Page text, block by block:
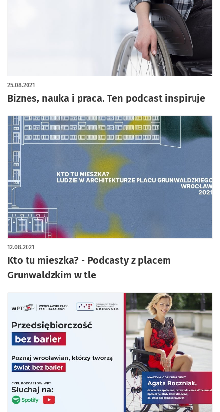
Biznes, nauka i praca. Ten podcast inspiruje
25.08.2021
Kto tu mieszka? - Podcasty z placem
Grunwaldzkim w tle
12.08.2021